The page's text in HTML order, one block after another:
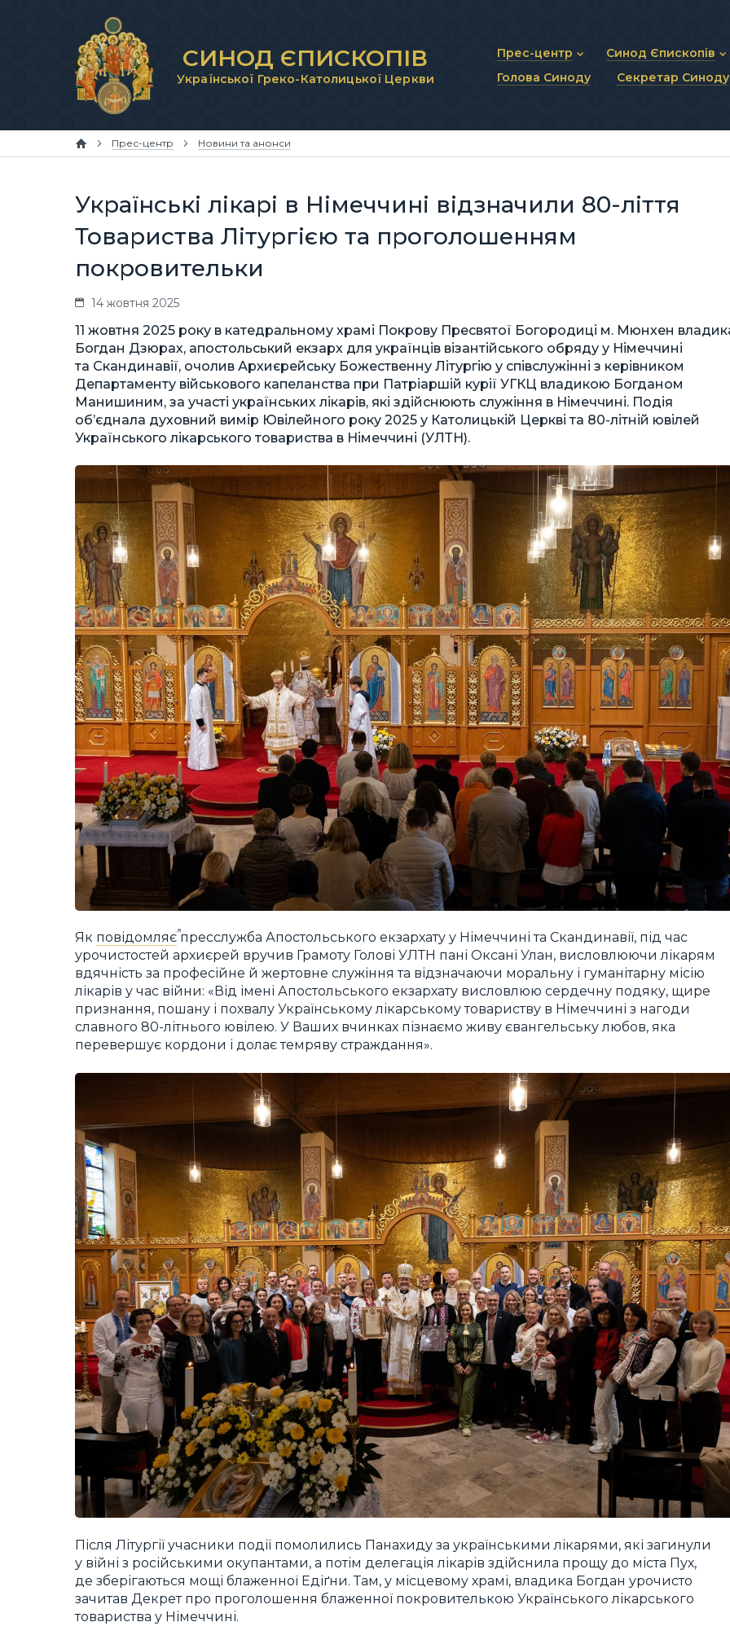
СИНОД ЄПИСКОПІВ
Української Греко-Католицької Церкви
Прес-центр
Новини та анонси
Синод Єпископів
Статут Синоду
Синодальні органи
Голова Синоду Секретар Синоду
Прес-центр Новини та анонси
Українські лікарі в Німеччині відзначили 80-ліття
Товариства Літургією та проголошенням
покровительки
14 жовтня 2025
11 жовтня 2025 року в катедральному храмі Покрову Пресвятої Богородиці м. Мюнхен
Богдан Дзюрах, апостольський екзарх для українців візантійського обряду у Німеччині
та Скандинавії, очолив Архиєрейську Божественну Літургію у співслужінні з керівником
Департаменту військового капеланства при Патріаршій курії УГКЦ владикою Богданом
Манишиним, за участі українських лікарів, які здійснюють служіння в Німеччині. Подія
об’єднала духовний вимір Ювілейного року 2025 у Католицькій Церкві та 80-літній ювілей
Українського лікарського товариства в Німеччині (УЛТН).
Як повідомляєпресслужба Апостольського екзархату у Німеччині та Скандинавії, під час
урочистостей архиєрей вручив Грамоту Голові УЛТН пані Оксані Улан, висловлюючи лікарям
вдячність за професійне й жертовне служіння та відзначаючи моральну і гуманітарну місію
лікарів у час війни: «Від імені Апостольського екзархату висловлюю сердечну подяку, щире
признання, пошану і похвалу Українському лікарському товариству в Німеччині з нагоди
славного 80-літнього ювілею. У Ваших вчинках пізнаємо живу євангельську любов, яка
перевершує кордони і долає темряву страждання».
Після Літургії учасники події помолились Панахиду за українськими лікарями, які загинули
у війні з російськими окупантами, а потім делегація лікарів здійснила прощу до міста Пух,
де зберігаються мощі блаженної Едіґни. Там, у місцевому храмі, владика Богдан урочисто
зачитав Декрет про проголошення блаженної покровителькою Українського лікарського
товариства у Німеччині.